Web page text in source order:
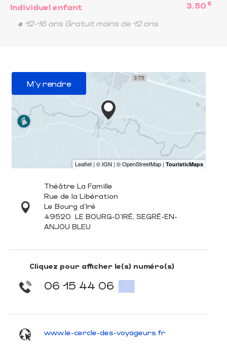
Individuel enfant 3.50 €
• 12-16 ans Gratuit moins de 12 ans
M'y rendre
Théâtre La Famille
Rue de la Libération
Le Bourg d'Iré
49520 LE BOURG-D'IRÉ, SEGRÉ-EN-
ANJOU BLEU
Cliquez pour afficher le(s) numéro(s)
06 15 44 06 ▒▒
www.le-cercle-des-voyageurs.fr